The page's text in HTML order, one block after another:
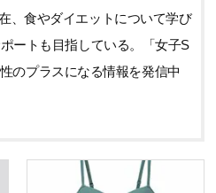
、食やダイエットについて学び
ートも目指している。「女子S
のプラスになる情報を発信中